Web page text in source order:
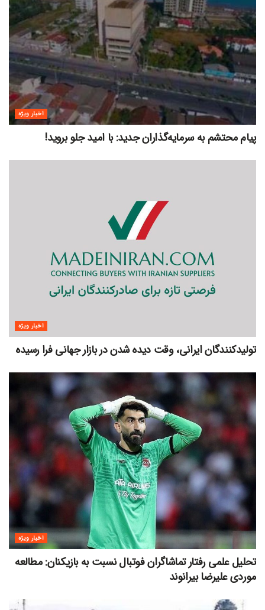
اخبار ویژه
پیام محتشم به سرمایه‌گذاران جدید: با امید جلو بروید!
اخبار ویژه
تولیدکنندگان ایرانی، وقت دیده شدن در بازار جهانی فرا رسیده
اخبار ویژه
تحلیل علمی رفتار تماشاگران فوتبال نسبت به بازیکنان: مطالعه
موردی علیرضا بیرانوند